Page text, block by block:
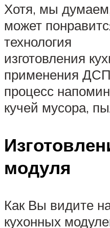
Хотя, мы
может
технология
изготовления
применения
процесс
кучей мусора,
модуля
Как Вы видите
кухонных